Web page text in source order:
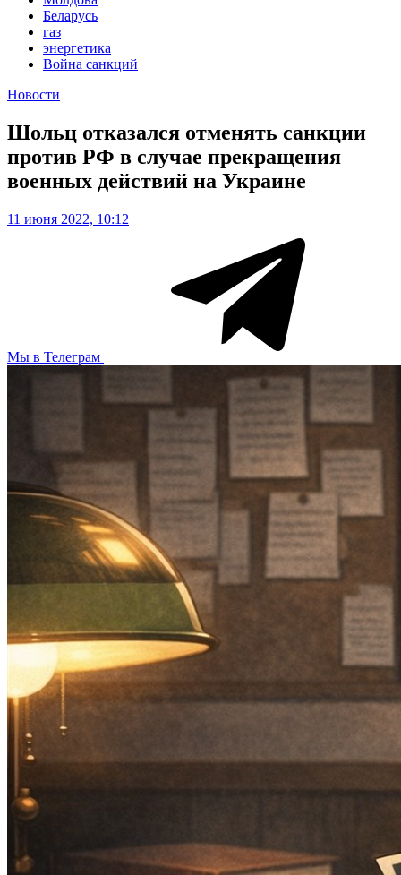
Беларусь
газ
энергетика
Война санкций
Новости
Шольц отказался отменять санкции
против РФ в случае прекращения
военных действий на Украине
11 июня 2022, 10:12
Мы в Телеграм